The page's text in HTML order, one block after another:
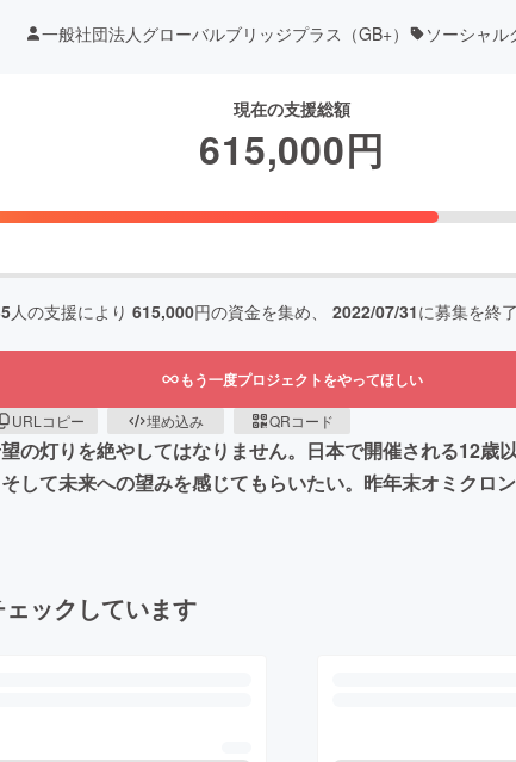
一般社団法人グローバルブリッジプラス（GB+） ソーシャル
現在の支援総額
615,000円
人の支援により 615,000円の資金を集め、 2022/07/31に募集を終
もう一度プロジェクトをやってほしい
URLコピー 埋め込み QRコード
の灯りを絶やしてはなりません。日本で開催される12歳
して未来への望みを感じてもらいたい。昨年末オミクロ
ックしています